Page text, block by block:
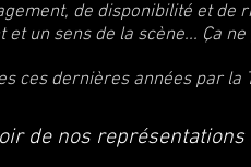
de disponibilité et
et un sens de la scène... Ça
ces dernières années par la
de nos